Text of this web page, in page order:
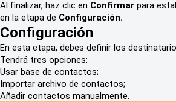
Al finalizar, haz clic en Confirmar para
en la etapa de Configuración.
Configuración
En esta etapa, debes definir los
Tendrá tres opciones:
Usar base de contactos;
Importar archivo de contactos;
Añadir contactos manualmente.